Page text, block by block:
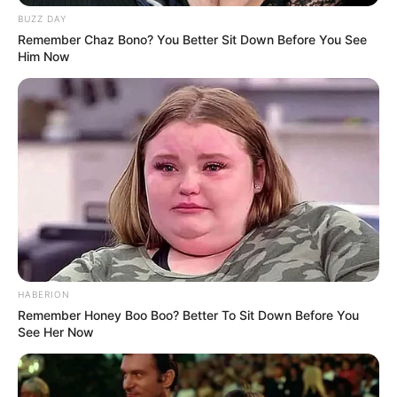
„Psi patrol” sezon: 11B wraca na SkyShowtime
BUZZ DAY
Remember Chaz Bono? You Better Sit Down Before You See
Him Now
HABERION
Remember Honey Boo Boo? Better To Sit Down Before You
See Her Now